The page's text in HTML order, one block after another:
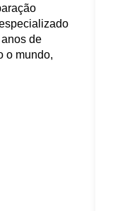
de
o mundo,